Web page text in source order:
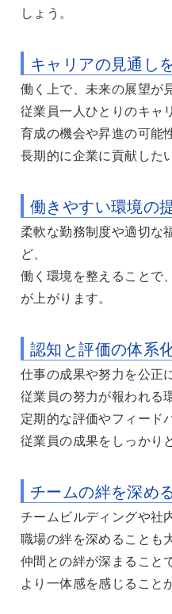
しょう。
キャリアの見通し
働く上で、未来の展望が
従業員一人ひとりのキャ
育成の機会や昇進の可能
長期的に企業に貢献した
働きやすい環境の
柔軟な勤務制度や適切な
ど、
働く環境を整えることで
が上がります。
認知と評価の体系
仕事の成果や努力を公正
従業員の努力が報われる
定期的な評価やフィード
従業員の成果をしっかり
チームの絆を深め
チームビルディングや社
職場の絆を深めることも
仲間との絆が深まること
より一体感を感じること